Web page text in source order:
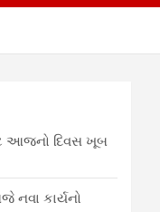
આજનો દિવસ ખૂબ
નવા કાર્યનો